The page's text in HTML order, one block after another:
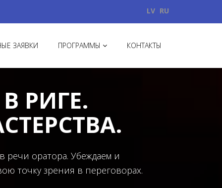
LV RU
ЗАЯВКИ ПРОГРАММЫ КОНТАКТЫ
РИГЕ.
речи оратора. Убеждаем и
точку зрения в переговорах.